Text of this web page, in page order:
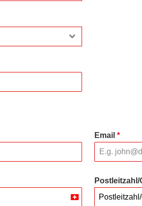
Email *
Switzerland
Postleitzahl/